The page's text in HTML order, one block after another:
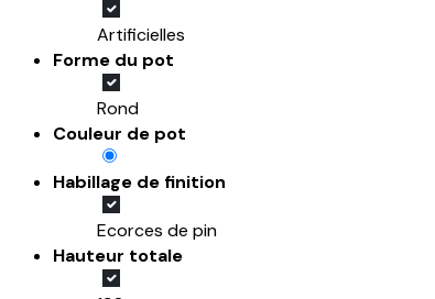
Artificielles
Forme du pot
Rond
Couleur de pot
Habillage de finition
Ecorces de pin
Hauteur totale